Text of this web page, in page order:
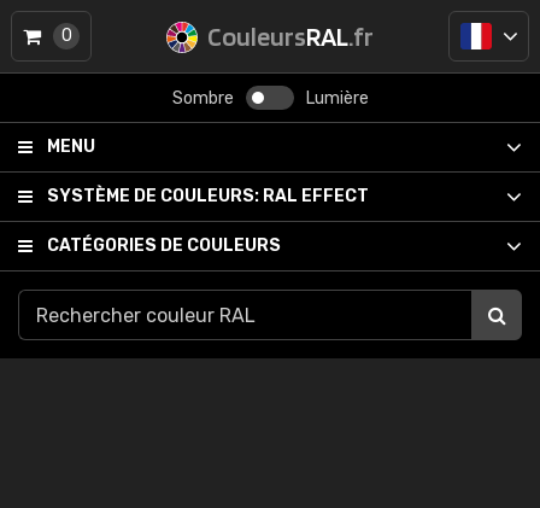
CouleursRAL.fr
Sombre Lumière
MENU
SYSTÈME DE COULEURS: RAL EFFECT
CATÉGORIES DE COULEURS
0